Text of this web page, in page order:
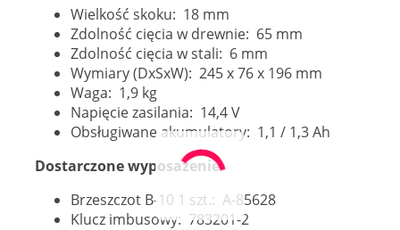
Wielkość skoku: 18 mm
Zdolność cięcia w drewnie: 65 mm
Zdolność cięcia w stali: 6 mm
Wymiary (DxSxW): 245 x 76 x 196 mm
Waga: 1,9 kg
Napięcie zasilania: 14,4 V
Obsługiwane akumulatory: 1,1 / 1,3 Ah
Dostarczone wyposażenie:
Brzeszczot B-10 1 szt.: A-85628
Klucz imbusowy: 783201-2